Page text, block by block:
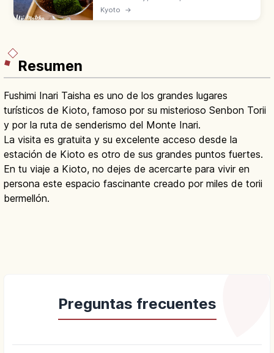
grandes tés de Japón con Shizuoka y
Sayama. Origen en 1191 con Eisai,
Kyoto →
Resumen
Fushimi Inari Taisha es uno de los grandes lugares
turísticos de Kioto, famoso por su misterioso Senbon Torii
y por la ruta de senderismo del Monte Inari.
La visita es gratuita y su excelente acceso desde la
estación de Kioto es otro de sus grandes puntos fuertes.
En tu viaje a Kioto, no dejes de acercarte para vivir en
persona este espacio fascinante creado por miles de torii
bermellón.
Preguntas frecuentes